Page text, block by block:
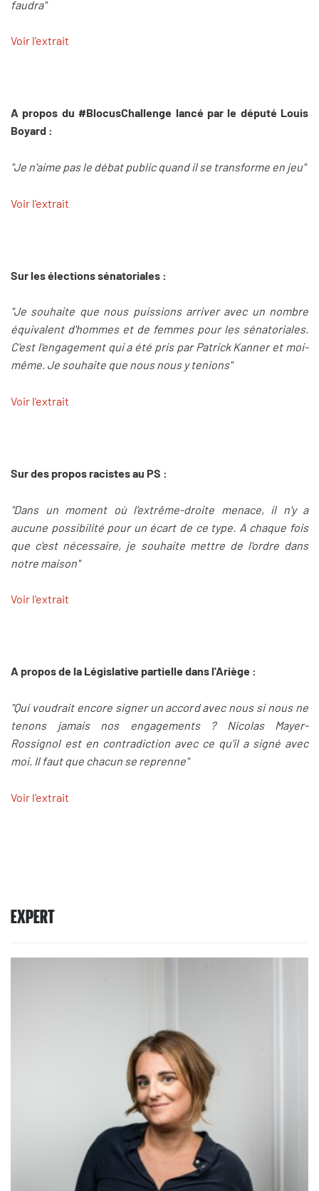
faudra"
Voir l'extrait
A propos du #BlocusChallenge lancé par le député Louis
Boyard :
"Je n'aime pas le débat public quand il se transforme en jeu"
Voir l'extrait
Sur les élections sénatoriales :
"Je souhaite que nous puissions arriver avec un nombre
équivalent d'hommes et de femmes pour les sénatoriales.
C'est l'engagement qui a été pris par Patrick Kanner et moi-
même. Je souhaite que nous nous y tenions"
Voir l'extrait
Sur des propos racistes au PS :
"Dans un moment où l'extrême-droite menace, il n'y a
aucune possibilité pour un écart de ce type. A chaque fois
que c'est nécessaire, je souhaite mettre de l'ordre dans
notre maison"
Voir l'extrait
A propos de la Législative partielle dans l'Ariège :
"Qui voudrait encore signer un accord avec nous si nous ne
tenons jamais nos engagements ? Nicolas Mayer-
Rossignol est en contradiction avec ce qu'il a signé avec
moi. Il faut que chacun se reprenne"
Voir l'extrait
EXPERT